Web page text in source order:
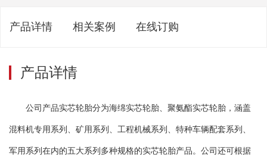
产品详情 相关案例 在线订购
产品详情
公司产品实芯轮胎分为海绵实芯轮胎、聚氨酯实芯轮胎，涵盖
混料机专用系列、矿用系列、工程机械系列、特种车辆配套系列、
军用系列在内的五大系列多种规格的实芯轮胎产品。公司还可根据